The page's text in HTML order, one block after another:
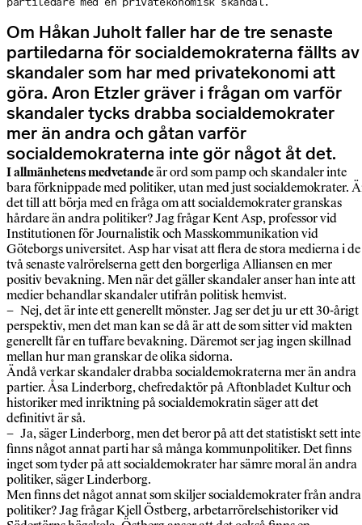
Om Håkan Juholt faller har de tre senaste
partiledarna för socialdemokraterna fällts av
skandaler som har med privatekonomi att
göra. Aron Etzler gräver i frågan om varför
skandaler tycks drabba socialdemokrater
mer än andra och gåtan varför
socialdemokraterna inte gör något åt det.
I allmänhetens medvetandeär ord som pamp och skandaler inte
bara förknippade med politiker, utan med just socialdemokrater.
det till att börja med en fråga om att socialdemokrater granskas
hårdare än andra politiker? Jag frågar Kent Asp, professor vid
Institutionen för Journalistik och Masskommunikation vid
Göteborgs universitet. Asp har visat att flera de stora medierna i de
två senaste valrörelserna gett den borgerliga Alliansen en mer
positiv bevakning. Men när det gäller skandaler anser han inte att
medier behandlar skandaler utifrån politisk hemvist.
– Nej, det är inte ett generellt mönster. Jag ser det ju ur ett 30-årigt
perspektiv, men det man kan se då är att de som sitter vid makten
generellt får en tuffare bevakning. Däremot ser jag ingen skillnad
mellan hur man granskar de olika sidorna.
Ändå verkar skandaler drabba socialdemokraterna mer än andra
partier. Åsa Linderborg, chefredaktör på Aftonbladet Kultur och
historiker med inriktning på socialdemokratin säger att det
definitivt är så.
– Ja, säger Linderborg, men det beror på att det statistiskt sett inte
finns något annat parti har så många kommunpolitiker. Det finns
inget som tyder på att socialdemokrater har sämre moral än andra
politiker, säger Linderborg.
Men finns det något annat som skiljer socialdemokrater från andra
politiker? Jag frågar Kjell Östberg, arbetarrörelsehistoriker vid